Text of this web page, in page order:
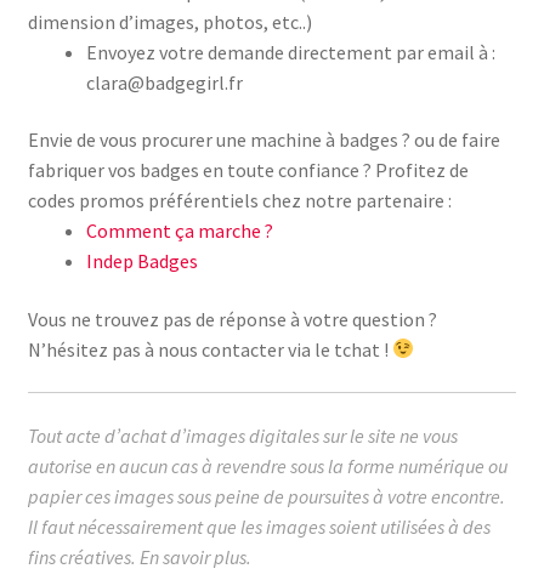
dimension d’images, photos, etc..)
Envoyez votre demande directement par email à :
clara@badgegirl.fr
Envie de vous procurer une machine à badges ? ou de faire
fabriquer vos badges en toute confiance ? Profitez de
codes promos préférentiels chez notre partenaire :
Comment ça marche ?
Indep Badges
Vous ne trouvez pas de réponse à votre question ?
N’hésitez pas à nous contacter via le tchat !
Tout acte d’achat d’images digitales sur le site ne vous
autorise en aucun cas à revendre sous la forme numérique ou
papier ces images sous peine de poursuites à votre encontre.
Il faut nécessairement que les images soient utilisées à des
fins créatives. En savoir plus.